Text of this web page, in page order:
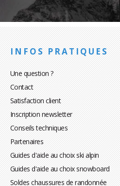
INFOS PRATIQUES
Une question ?
Contact
Satisfaction client
Inscription newsletter
Conseils techniques
Partenaires
Guides d'aide au choix ski alpin
Guides d'aide au choix snowboard
Soldes chaussures de randonnée